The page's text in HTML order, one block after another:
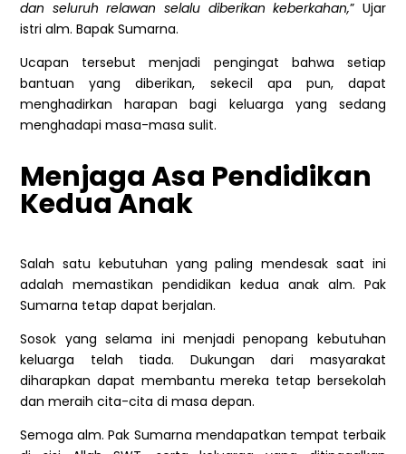
dan seluruh relawan selalu diberikan keberkahan,” Ujar
istri alm. Bapak Sumarna.
Ucapan tersebut menjadi pengingat bahwa setiap
bantuan yang diberikan, sekecil apa pun, dapat
menghadirkan harapan bagi keluarga yang sedang
menghadapi masa-masa sulit.
Menjaga Asa Pendidikan
Kedua Anak
Salah satu kebutuhan yang paling mendesak saat ini
adalah memastikan pendidikan kedua anak alm. Pak
Sumarna tetap dapat berjalan.
Sosok yang selama ini menjadi penopang kebutuhan
keluarga telah tiada. Dukungan dari masyarakat
diharapkan dapat membantu mereka tetap bersekolah
dan meraih cita-cita di masa depan.
Semoga alm. Pak Sumarna mendapatkan tempat terbaik